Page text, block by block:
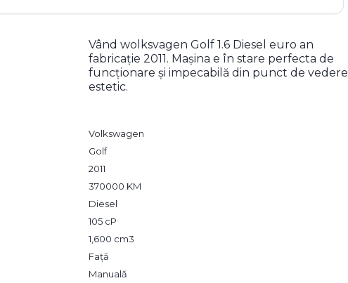
Vând wolksvagen Golf 1.6 Diesel euro an
fabricație 2011. Mașina e în stare perfecta de
funcționare și impecabilă din punct de vedere
estetic.
Volkswagen
Golf
2011
370000 KM
Diesel
105 cP
1,600 cm3
Față
Manuală